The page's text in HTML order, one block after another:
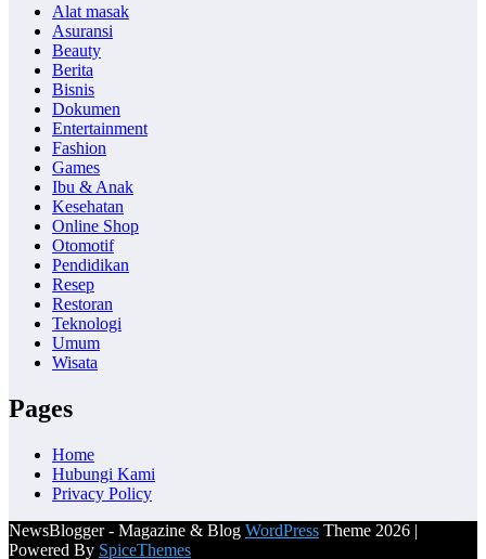
Alat masak
Asuransi
Beauty
Berita
Bisnis
Dokumen
Entertainment
Fashion
Games
Ibu & Anak
Kesehatan
Online Shop
Otomotif
Pendidikan
Resep
Restoran
Teknologi
Umum
Wisata
Pages
Home
Hubungi Kami
Privacy Policy
NewsBlogger - Magazine & Blog WordPress Theme 2026 |
Powered By SpiceThemes